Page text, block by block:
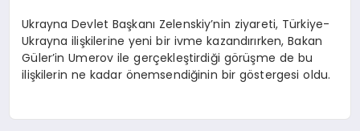
Ukrayna Devlet Başkanı Zelenskiy’nin ziyareti, Türkiye-
Ukrayna ilişkilerine yeni bir ivme kazandırırken, Bakan
Güler’in Umerov ile gerçekleştirdiği görüşme de bu
ilişkilerin ne kadar önemsendiğinin bir göstergesi oldu.